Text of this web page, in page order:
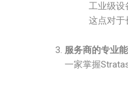
工业级设
这点对于
服务商的专业
一家掌握